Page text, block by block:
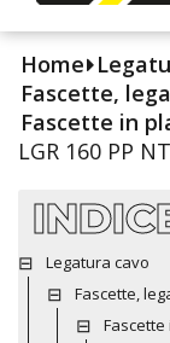
Home
Fascette,
Fascette in
LGR 160 PP NT
Legatura cavo
Fascette,
Fascette